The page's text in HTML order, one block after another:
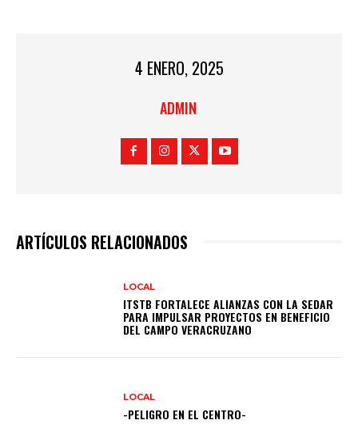
4 ENERO, 2025
ADMIN
ARTÍCULOS RELACIONADOS
LOCAL
ITSTB FORTALECE ALIANZAS CON LA SEDAR
PARA IMPULSAR PROYECTOS EN BENEFICIO
DEL CAMPO VERACRUZANO
LOCAL
-PELIGRO EN EL CENTRO-